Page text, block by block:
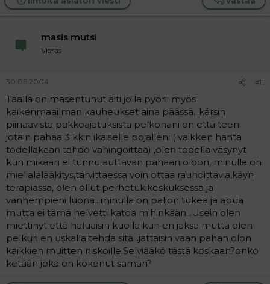
masis mutsi
Vieras
30.06.2004 #11
Täällä on masentunut äiti jolla pyörii myös
kaikenmaailman kauheukset aina päässä...kärsin
piinaavista pakkoajatuksista pelkonani on että teen
jotain pahaa 3 kk:n ikäiselle pojalleni ( vaikken häntä
todellakaan tahdo vahingoittaa) ,olen todella väsynyt
kun mikään ei tunnu auttavan pahaan oloon, minulla on
mielialalääkitys,tarvittaessa voin ottaa rauhoittavia,käyn
terapiassa, olen ollut perhetukikeskuksessa ja
vanhempieni luona...minulla on paljon tukea ja apua
mutta ei tämä helvetti katoa mihinkään...Usein olen
miettinyt että haluaisin kuolla kun en jaksa mutta olen
pelkuri en uskalla tehdä sitä...jättäisin vaan pahan olon
kaikkien muitten niskoille.Selviääkö tästä koskaan?onko
ketään joka on kokenut saman?